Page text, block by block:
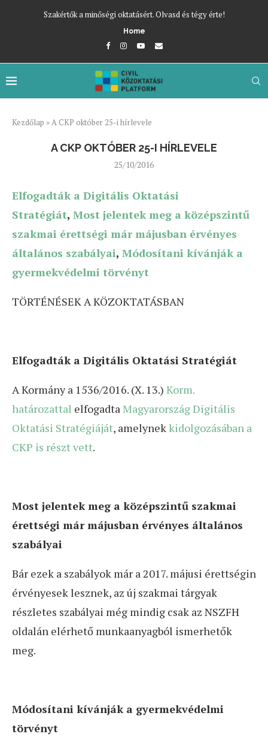
Szakértők a minőségi oktatásért. Olvasd és tégy érte!
Home
Kezdőlap »A CKP október 25-i hírlevele
A CKP OKTÓBER 25-I HÍRLEVELE
25/10/2016
Elfogadták a Digitális Oktatási
Stratégiát, Most jelentek meg a középszintű
szakmai érettségi már májusban érvényes
általános szabályai, Módosítani kívánják a
gyermekvédelmi törvényt
TÖRTÉNÉSEK A KÖZOKTATÁSBAN
Elfogadták a Digitális Oktatási Stratégiát
A Kormány a 1536/2016. (X. 13.) Korm.
határozattal elfogadtaMagyarország Digitális
Oktatási Stratégiáját, amelynekkidolgozásában a
CKP is részt vett.
Most jelentek meg a középszintű szakmai
érettségi már májusban érvényes általános
szabályai
Bár ezek a szabályok már a 2017. májusi érettségin
érvényesek lesznek, az új szakmai tárgyak
részletes szabályai még mindig csak az NSZFH
oldalán elérhető munkaanyagból ismerhetők
meg.
Módosítani kívánják a gyermekvédelmi
törvényt